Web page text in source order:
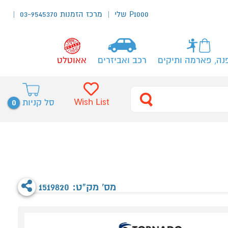
P1000 שלי מרכז הזמנות 03-9545370
פארמה ותיקים רכב ואביזרים אאוטלט
סל קניות 0 Wish List
מס' מק"ט: 1519820